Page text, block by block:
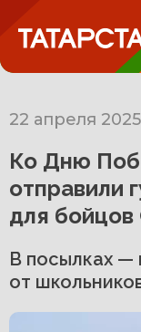
22 апреля 2025
Ко Дню
отправили
для
В посылках —
от